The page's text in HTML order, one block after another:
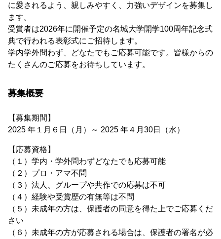
に愛されるよう、親しみやすく、力強いデザインを募集し
ます。
受賞者は2026年に開催予定の名城大学開学100周年記念式
典で行われる表彰式にご招待します。
学内学外問わず、どなたでもご応募可能です。皆様からの
たくさんのご応募をお待ちしています。
募集概要
【募集期間】
2025 年１月６日（月）～ 2025 年４月30日（水）
【応募資格】
（１）学内・学外問わずどなたでも応募可能
（２）プロ・アマ不問
（３）法人、グループや共作での応募は不可
（４）経験や受賞歴の有無等は不問
（５）未成年の方は、保護者の同意を得た上でご応募くだ
さい
（６）未成年の方が応募される場合は、保護者の署名が必